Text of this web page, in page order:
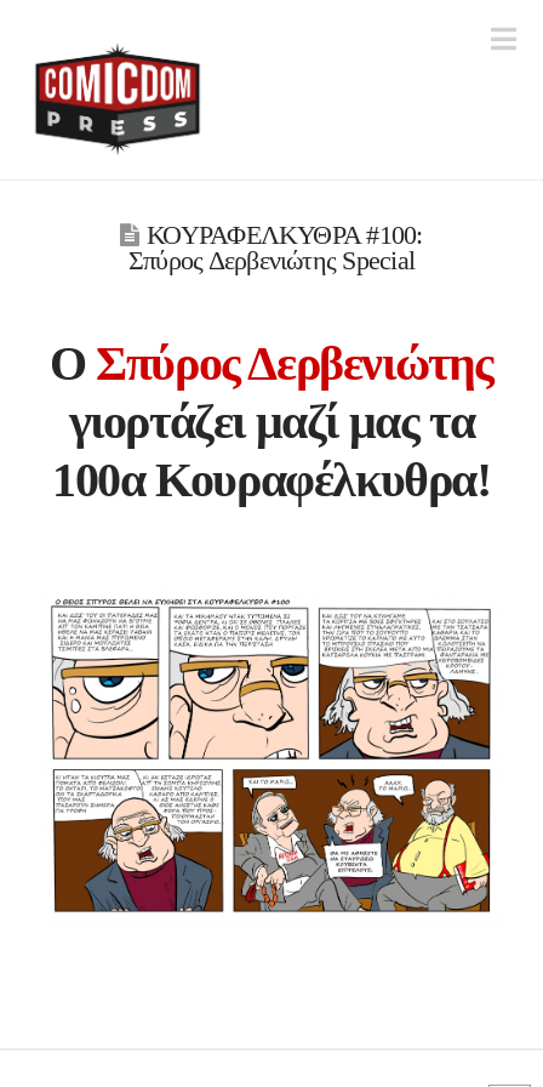
ΚΟΥΡΑΦΕΛΚΥΘΡΑ #100:
Σπύρος Δερβενιώτης Special
Ο Σπύρος Δερβενιώτης
γιορτάζει μαζί μας τα
100α Κουραφέλκυθρα!